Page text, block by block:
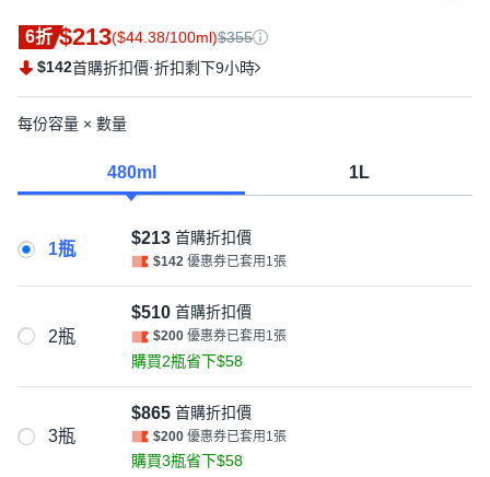
6折 $213($44.38/100ml)$355
$142首購折扣價·折扣剩下9小時
每份容量 × 數量
480ml 1L
1瓶
$213 首購折扣價
$142 優惠券已套用1張
2瓶
$510 首購折扣價
$200 優惠券已套用1張
購買2瓶省下$58
3瓶
$865 首購折扣價
$200 優惠券已套用1張
購買3瓶省下$58